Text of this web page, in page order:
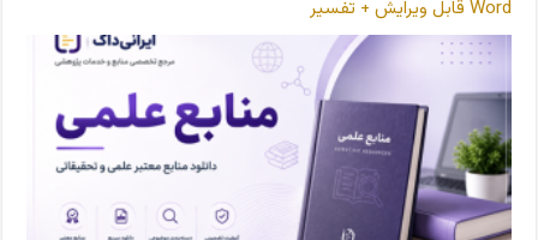
Word قابل ویرایش + تفسیر